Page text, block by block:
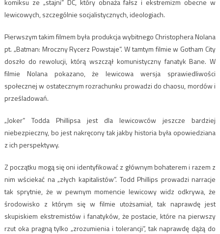
lewicowych, szczególnie socjalistycznych, ideologiach.
Pierwszym takim filmem była produkcja wybitnego Christophera Nolana
pt. „Batman: Mroczny Rycerz Powstaje”. W tamtym filmie w Gotham City
doszło do rewolucji, którą wszczął komunistyczny fanatyk Bane. W
filmie Nolana pokazano, że lewicowa wersja sprawiedliwości
społecznej w ostatecznym rozrachunku prowadzi do chaosu, mordów i
prześladowań.
„Joker” Todda Phillipsa jest dla lewicowców jeszcze bardziej
niebezpieczny, bo jest nakręcony tak jakby historia była opowiedziana
z ich perspektywy.
Z początku mogą się oni identyfikować z głównym bohaterem i razem z
nim wściekać na „złych kapitalistów”. Todd Phillips prowadzi narracje
tak sprytnie, że w pewnym momencie lewicowy widz odkrywa, że
środowisko z którym się w filmie utożsamiał, tak naprawdę jest
skupiskiem ekstremistów i fanatyków, że postacie, które na pierwszy
rzut oka pragną tylko „zrozumienia i tolerancji”, tak naprawdę dążą do